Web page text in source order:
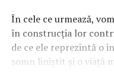
În cele ce urmează,
în construcția lor
de ce ele reprezintă o
somn liniștit și o viață